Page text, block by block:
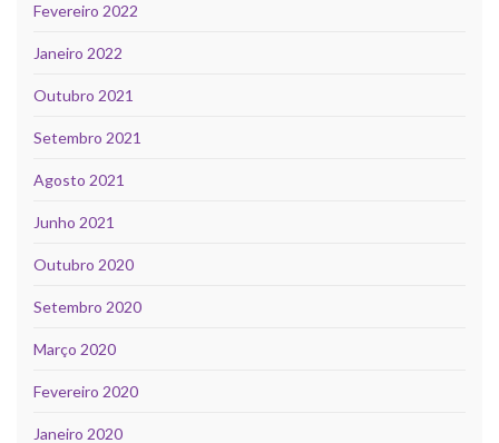
Fevereiro 2022
Janeiro 2022
Outubro 2021
Setembro 2021
Agosto 2021
Junho 2021
Outubro 2020
Setembro 2020
Março 2020
Fevereiro 2020
Janeiro 2020